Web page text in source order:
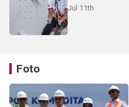
Jul 11th
Foto